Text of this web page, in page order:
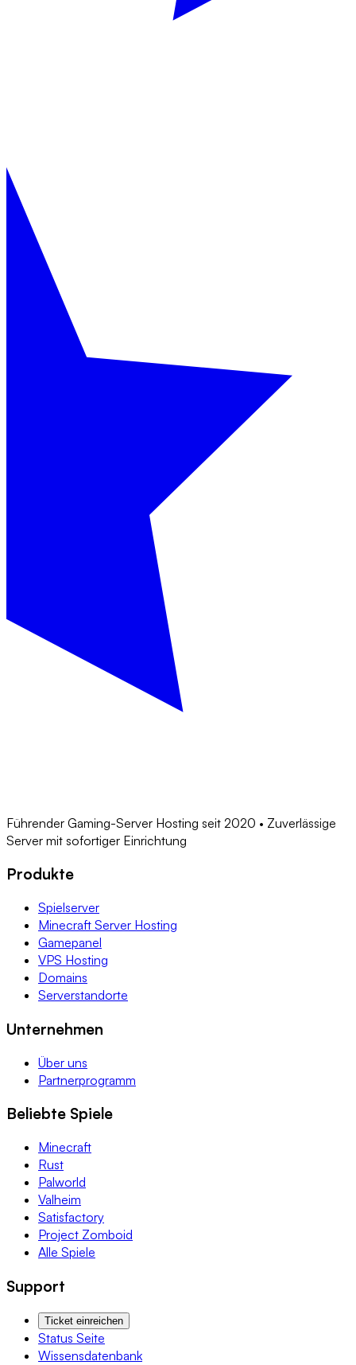
Führender Gaming-Server Hosting seit 2020 • Zuverlässige
Server mit sofortiger Einrichtung
Produkte
Spielserver
Minecraft Server Hosting
Gamepanel
VPS Hosting
Domains
Serverstandorte
Unternehmen
Über uns
Partnerprogramm
Beliebte Spiele
Minecraft
Rust
Palworld
Valheim
Satisfactory
Project Zomboid
Alle Spiele
Support
Ticket einreichen
Status Seite
Wissensdatenbank